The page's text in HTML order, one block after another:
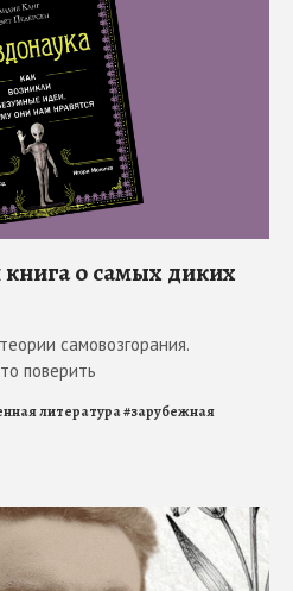
о самых диких
самовозгорания.
поверить
литература#зарубежная